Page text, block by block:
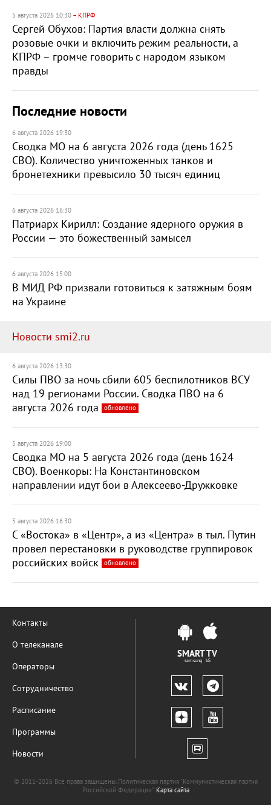
5 августа 2026 10:30 – КПРФ
Сергей Обухов: Партия власти должна снять
розовые очки и включить режим реальности, а
КПРФ – громче говорить с народом языком
правды
Последние новости
6 августа 2026 19:30
Сводка МО на 6 августа 2026 года (день 1625
СВО). Количество уничтоженных танков и
бронетехники превысило 30 тысяч единиц
6 августа 2026 16:30
Патриарх Кирилл: Создание ядерного оружия в
России — это божественный замысел
6 августа 2026 15:00
В МИД РФ призвали готовиться к затяжным боям
на Украине
Новости smi2.ru
6 августа 2026 13:30
Силы ПВО за ночь сбили 605 беспилотников ВСУ
над 19 регионами России. Сводка ПВО на 6
августа 2026 года
обновлено
5 августа 2026 19:00
Сводка МО на 5 августа 2026 года (день 1624
СВО). Военкоры: На Константиновском
направлении идут бои в Алексеево-Дружковке
5 августа 2026 16:30
С «Востока» в «Центр», а из «Центра» в тыл. Путин
провел перестановки в руководстве группировок
российских войск
обновлено
Контакты
О телеканале
Операторы
Сотрудничество
Расписание
Программы
Новости
SMART TV
samsung LG
© 2011-2026 Все права защищены. Политическая партия "Коммунистическая партия
Российской Федерации". Карта сайта